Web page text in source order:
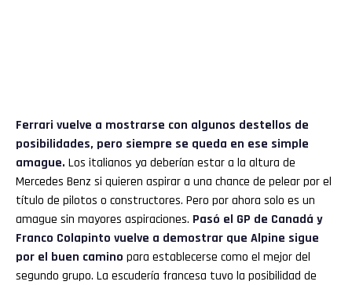
Ferrari vuelve a mostrarse con algunos destellos de
posibilidades, pero siempre se queda en ese simple
amague. Los italianos ya deberían estar a la altura de
Mercedes Benz si quieren aspirar a una chance de pelear por el
título de pilotos o constructores. Pero por ahora solo es un
amague sin mayores aspiraciones. Pasó el GP de Canadá y
Franco Colapinto vuelve a demostrar que Alpine sigue
por el buen camino para establecerse como el mejor del
segundo grupo. La escudería francesa tuvo la posibilidad de